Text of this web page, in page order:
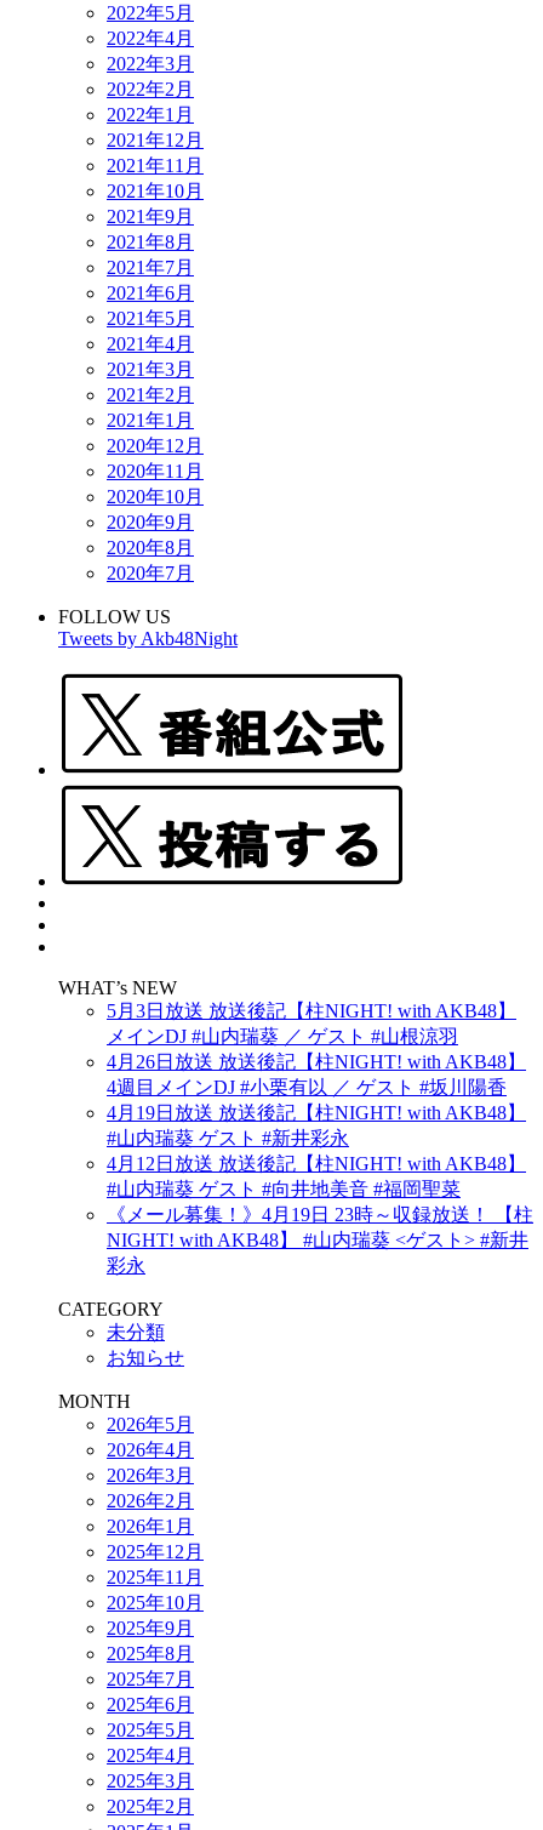
2022年5月
2022年4月
2022年3月
2022年2月
2022年1月
2021年12月
2021年11月
2021年10月
2021年9月
2021年8月
2021年7月
2021年6月
2021年5月
2021年4月
2021年3月
2021年2月
2021年1月
2020年12月
2020年11月
2020年10月
2020年9月
2020年8月
2020年7月
FOLLOW US
Tweets by Akb48Night
WHAT’s NEW
5月3日放送 放送後記【柱NIGHT! with AKB48】
メインDJ #山内瑞葵 ／ ゲスト #山根涼羽
4月26日放送 放送後記【柱NIGHT! with AKB48】
4週目メインDJ #小栗有以 ／ ゲスト #坂川陽香
4月19日放送 放送後記【柱NIGHT! with AKB48】
#山内瑞葵 ゲスト #新井彩永
4月12日放送 放送後記【柱NIGHT! with AKB48】
#山内瑞葵 ゲスト #向井地美音 #福岡聖菜
《メール募集！》4月19日 23時～収録放送！ 【柱
NIGHT! with AKB48】 #山内瑞葵 <ゲスト> #新井
彩永
CATEGORY
未分類
お知らせ
MONTH
2026年5月
2026年4月
2026年3月
2026年2月
2026年1月
2025年12月
2025年11月
2025年10月
2025年9月
2025年8月
2025年7月
2025年6月
2025年5月
2025年4月
2025年3月
2025年2月